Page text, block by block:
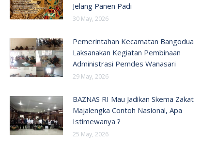
Jelang Panen Padi
30 May, 2026
Pemerintahan Kecamatan Bangodua
Laksanakan Kegiatan Pembinaan
Administrasi Pemdes Wanasari
29 May, 2026
BAZNAS RI Mau Jadikan Skema Zakat
Majalengka Contoh Nasional, Apa
Istimewanya ?
25 May, 2026